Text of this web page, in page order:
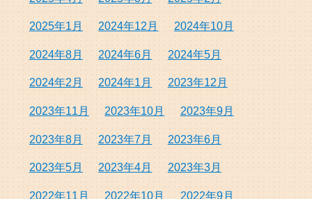
2025年1月 2024年12月 2024年10月
2024年8月 2024年6月 2024年5月
2024年2月 2024年1月 2023年12月
2023年11月 2023年10月 2023年9月
2023年8月 2023年7月 2023年6月
2023年5月 2023年4月 2023年3月
2022年11月 2022年10月 2022年9月